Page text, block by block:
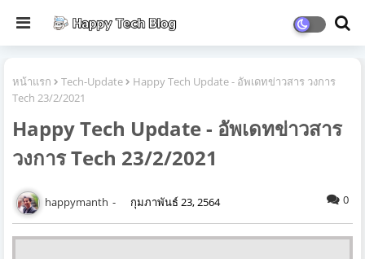
หน้าแรก Tech-Update
Happy Tech Update - อัพเดทข่าวสาร วงการ
Tech 23/2/2021
Happy Tech Update - อัพเดทข่าวสาร
วงการ Tech 23/2/2021
happymanth กุมภาพันธ์ 23, 2564 0